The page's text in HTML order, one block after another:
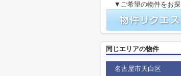
▼ご希望の物件をお
同じエリアの物件
名古屋市天白区